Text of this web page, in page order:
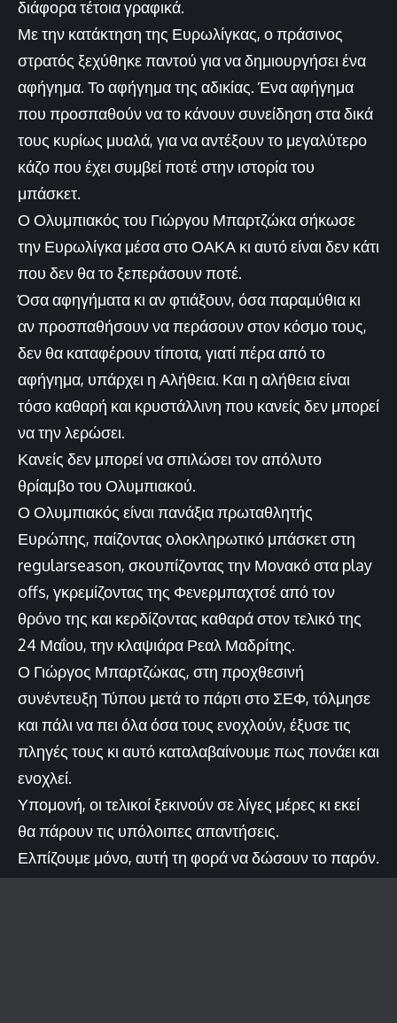
διάφορα τέτοια γραφικά.
Με την κατάκτηση της Ευρωλίγκας, ο πράσινος
στρατός ξεχύθηκε παντού για να δημιουργήσει ένα
αφήγημα. Το αφήγημα της αδικίας. Ένα αφήγημα
που προσπαθούν να το κάνουν συνείδηση στα δικά
τους κυρίως μυαλά, για να αντέξουν το μεγαλύτερο
κάζο που έχει συμβεί ποτέ στην ιστορία του
μπάσκετ.
Ο Ολυμπιακός του Γιώργου Μπαρτζώκα σήκωσε
την Ευρωλίγκα μέσα στο ΟΑΚΑ κι αυτό είναι δεν κάτι
που δεν θα το ξεπεράσουν ποτέ.
Όσα αφηγήματα κι αν φτιάξουν, όσα παραμύθια κι
αν προσπαθήσουν να περάσουν στον κόσμο τους,
δεν θα καταφέρουν τίποτα, γιατί πέρα από το
αφήγημα, υπάρχει η Αλήθεια. Και η αλήθεια είναι
τόσο καθαρή και κρυστάλλινη που κανείς δεν μπορεί
να την λερώσει.
Κανείς δεν μπορεί να σπιλώσει τον απόλυτο
θρίαμβο του Ολυμπιακού.
Ο Ολυμπιακός είναι πανάξια πρωταθλητής
Ευρώπης, παίζοντας ολοκληρωτικό μπάσκετ στη
regularseason, σκουπίζοντας την Μονακό στα play
offs, γκρεμίζοντας της Φενερμπαχτσέ από τον
θρόνο της και κερδίζοντας καθαρά στον τελικό της
24 Μαΐου, την κλαψιάρα Ρεαλ Μαδρίτης.
Ο Γιώργος Μπαρτζώκας, στη προχθεσινή
συνέντευξη Τύπου μετά το πάρτι στο ΣΕΦ, τόλμησε
και πάλι να πει όλα όσα τους ενοχλούν, έξυσε τις
πληγές τους κι αυτό καταλαβαίνουμε πως πονάει και
ενοχλεί.
Υπομονή, οι τελικοί ξεκινούν σε λίγες μέρες κι εκεί
θα πάρουν τις υπόλοιπες απαντήσεις.
Ελπίζουμε μόνο, αυτή τη φορά να δώσουν το παρόν.